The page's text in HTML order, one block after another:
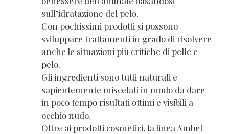
sull’idratazione del pelo.
Con pochissimi prodotti si possono
sviluppare trattamenti in grado di risolvere
anche le situazioni più critiche di pelle e
pelo.
Gli ingredienti sono tutti naturali e
sapientemente miscelati in modo da dare
in poco tempo risultati ottimi e visibili a
occhio nudo.
Oltre ai prodotti cosmetici, la linea Ambel